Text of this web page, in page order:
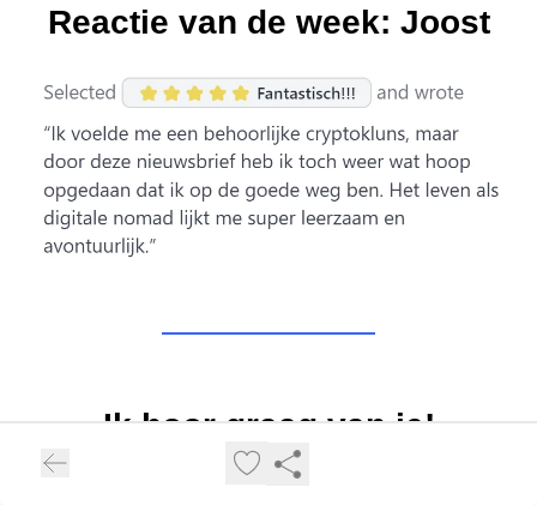
Reactie van de week: Joost
Ik hoor graag van je!